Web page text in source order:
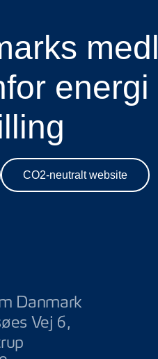
CO2-neutralt website
Danmark
Vej 6,